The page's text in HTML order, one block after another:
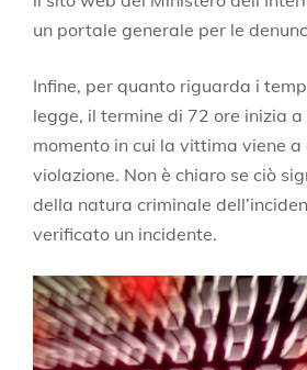
un portale generale per le
Infine, per quanto riguarda i
legge, il termine di 72 ore inizia
momento in cui la vittima viene a
violazione. Non è chiaro se ciò
della natura criminale
verificato un incidente.